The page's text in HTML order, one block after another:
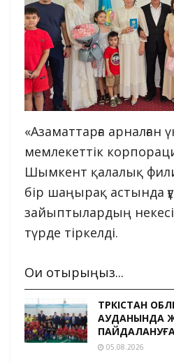
«Азаматтарға арналған
мемлекеттік
Шымкент қалалық
бір шаңырақ астында
зайыптылардың
түрде тіркелді.
Оқи отырыңыз...
ТҮРКІСТАН
АУДАНЫНДА
ПАЙДАЛАНУҒА
05.08.2026